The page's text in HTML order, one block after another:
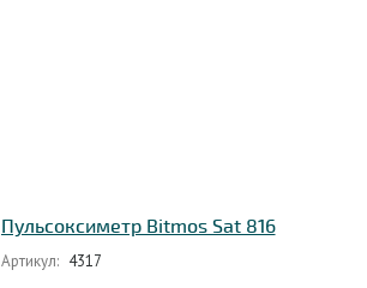
Пульсоксиметр Bitmos Sat 816
Артикул: 4317